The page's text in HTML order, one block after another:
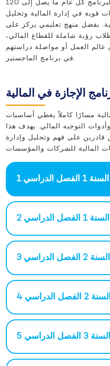
وحدة متخصصة. يستقبل هذا البرنامج كل عام ما يصل إلى 120
قوية في إدارة المالية وتحليل
بفضل منهج تعليمي يركز على
رؤية شاملة للقطاع المالي،
عالم العمل أو مواصلة دراستهم
في برنامج الماجستير.
الإجازة في المالية
مسارًا كاملاً يغطي أساسيات
التوجيه المالي. يهدف هذا
قادرين على فهم وتحليل وإدارة
السنة 1 الفصل الدراسي 1
السنة 1 الفصل الدراسي 2
السنة 2 الفصل الدراسي 3
السنة 2 الفصل الدراسي 4
السنة 3 الفصل الدراسي 5